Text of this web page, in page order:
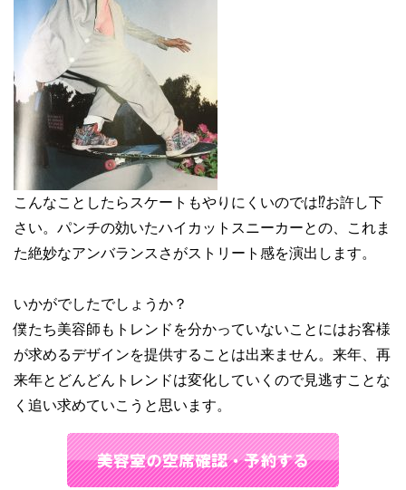
こんなことしたらスケートもやりにくいのでは⁉︎お許し下
さい。パンチの効いたハイカットスニーカーとの、これま
た絶妙なアンバランスさがストリート感を演出します。
いかがでしたでしょうか？
僕たち美容師もトレンドを分かっていないことにはお客様
が求めるデザインを提供することは出来ません。来年、再
来年とどんどんトレンドは変化していくので見逃すことな
く追い求めていこうと思います。